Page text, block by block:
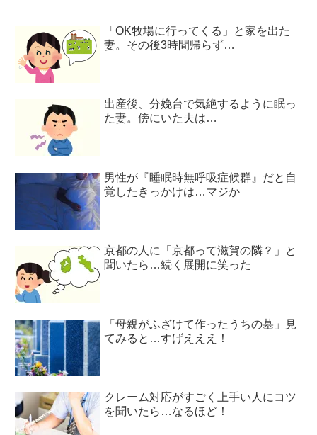
「OK牧場に行ってくる」と家を出た
妻。その後3時間帰らず…
出産後、分娩台で気絶するように眠っ
た妻。傍にいた夫は…
男性が『睡眠時無呼吸症候群』だと自
覚したきっかけは…マジか
京都の人に「京都って滋賀の隣？」と
聞いたら…続く展開に笑った
「母親がふざけて作ったうちの墓」見
てみると…すげえええ！
クレーム対応がすごく上手い人にコツ
を聞いたら…なるほど！